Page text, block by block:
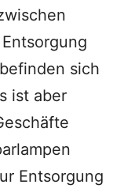
sich
ist aber
Entsorgung